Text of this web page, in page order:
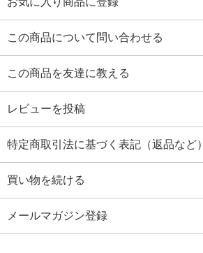
この商品について問い合わせる
この商品を友達に教える
レビューを投稿
特定商取引法に基づく表記（返品など）
買い物を続ける
メールマガジン登録